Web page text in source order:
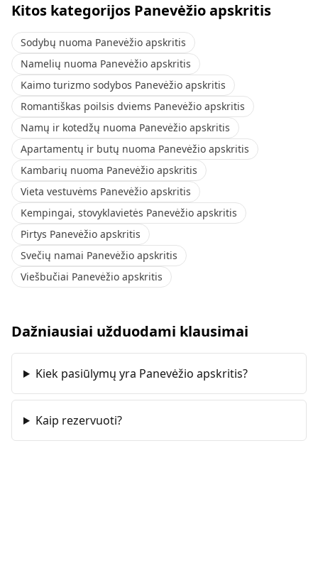
Kitos kategorijos Panevėžio apskritis
Sodybų nuoma Panevėžio apskritis
Namelių nuoma Panevėžio apskritis
Kaimo turizmo sodybos Panevėžio apskritis
Romantiškas poilsis dviems Panevėžio apskritis
Namų ir kotedžų nuoma Panevėžio apskritis
Apartamentų ir butų nuoma Panevėžio apskritis
Kambarių nuoma Panevėžio apskritis
Vieta vestuvėms Panevėžio apskritis
Kempingai, stovyklavietės Panevėžio apskritis
Pirtys Panevėžio apskritis
Svečių namai Panevėžio apskritis
Viešbučiai Panevėžio apskritis
Dažniausiai užduodami klausimai
Kiek pasiūlymų yra Panevėžio apskritis?
Kaip rezervuoti?